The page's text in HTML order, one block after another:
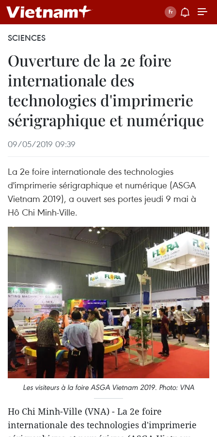
SCIENCES
Ouverture de la 2e foire
internationale des
technologies d'imprimerie
sérigraphique et numérique
09/05/2019 09:39
La 2e foire internationale des technologies
d'imprimerie sérigraphique et numérique (ASGA
Vietnam 2019), a ouvert ses portes jeudi 9 mai à
Hô Chi Minh-Ville.
Les visiteurs à la foire ASGA Vietnam 2019. Photo: VNA
Ho Chi Minh-Ville (VNA) - La 2e foire
internationale des technologies d'imprimerie